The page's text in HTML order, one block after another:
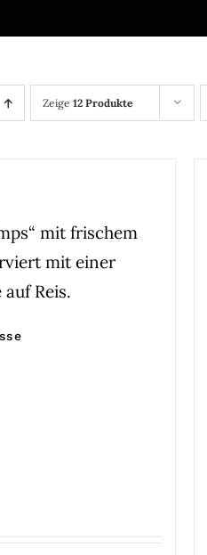
Zeige 12 Produkte
mit frischem
mit einer
Reis.